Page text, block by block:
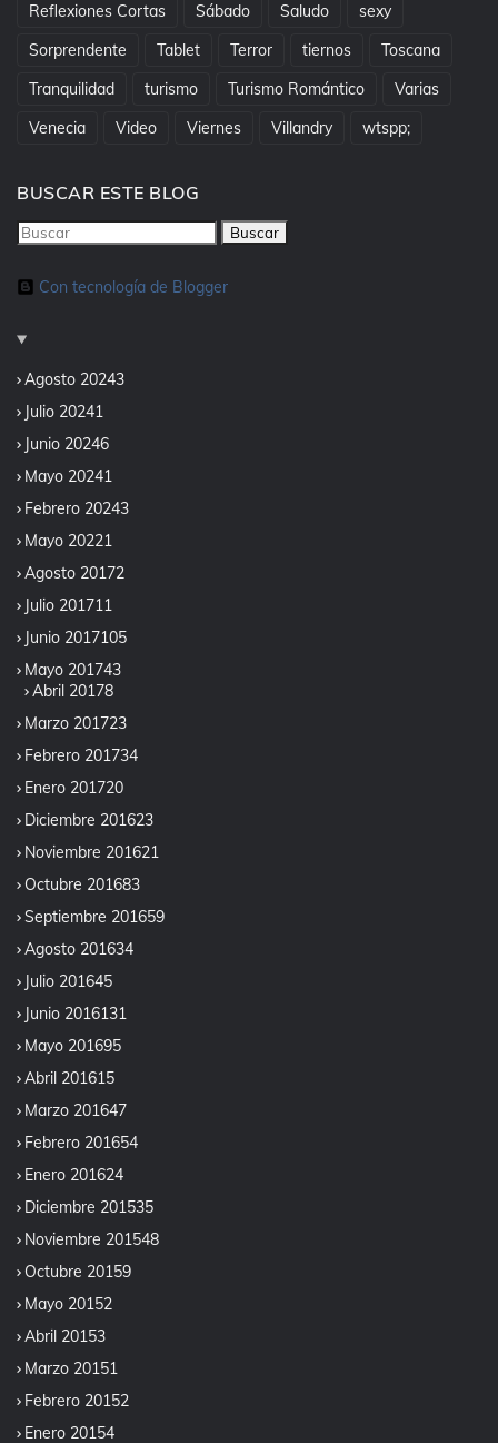
Reflexiones Cortas
Sábado Saludo
sexy
Sorprendente
Tablet Terror tiernos
Toscana
Tranquilidad
turismo Turismo Romántico
Varias
Venecia
Video Viernes Villandry wtspp;
BUSCAR ESTE BLOG
Con tecnología de Blogger
Agosto 20243
Julio 20241
Junio 20246
Mayo 20241
Febrero 20243
Mayo 20221
Agosto 20172
Julio 201711
Junio 2017105
Mayo 201743
Abril 20178
Marzo 201723
Febrero 201734
Enero 201720
Diciembre 201623
Noviembre 201621
Octubre 201683
Septiembre 201659
Agosto 201634
Julio 201645
Junio 2016131
Mayo 201695
Abril 201615
Marzo 201647
Febrero 201654
Enero 201624
Diciembre 201535
Noviembre 201548
Octubre 20159
Mayo 20152
Abril 20153
Marzo 20151
Febrero 20152
Enero 20154